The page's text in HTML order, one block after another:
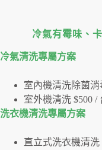
冷氣有霉味、
冷氣清洗專屬⽅案
室內機清洗除菌消
室外機清洗 $500 /
洗衣機清洗專屬⽅案
直立式洗衣機清洗